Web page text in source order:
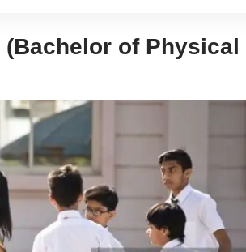
(Bachelor of Physical